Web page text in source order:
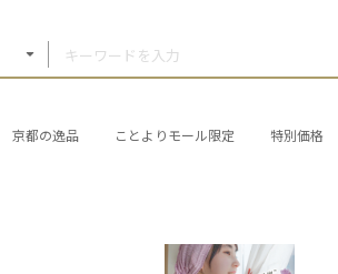
京都の逸品 ことよりモール限定 特別価格